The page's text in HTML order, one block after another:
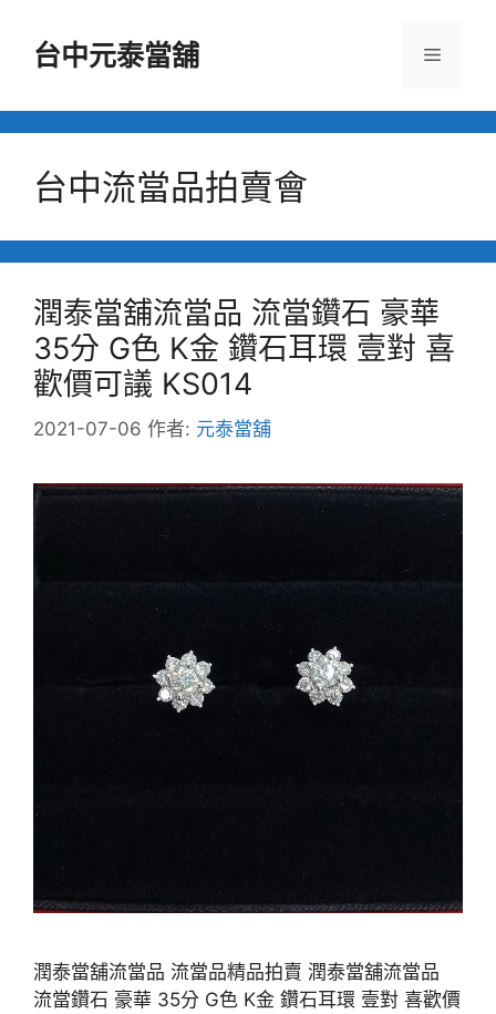
台中元泰當舖 選
台中流當品拍賣會
潤泰當舖流當品 流當鑽石 豪華
35分 G色 K金 鑽石耳環 壹對 喜
歡價可議 KS014
2021-07-06 作者: 元泰當舖
潤泰當舖流當品 流當品精品拍賣 潤泰當舖流當品
流當鑽石 豪華 35分 G色 K金 鑽石耳環 壹對 喜歡價